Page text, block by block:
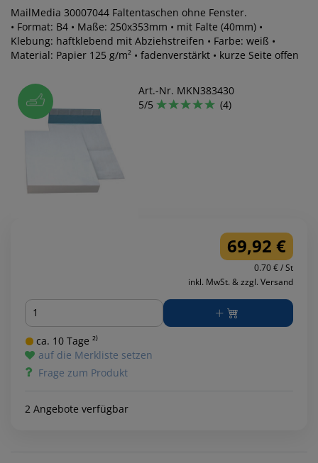
MailMedia 30007044 Faltentaschen ohne Fenster.
• Format: B4 • Maße: 250x353mm • mit Falte (40mm) •
Klebung: haftklebend mit Abziehstreifen • Farbe: weiß •
Material: Papier 125 g/m² • fadenverstärkt • kurze Seite offen
Art.-Nr. MKN383430
5/5
(4)
69,92 €
0.70 € / St
inkl. MwSt. & zzgl. Versand
Menge
ca. 10 Tage ²⁾
auf die Merkliste setzen
Frage zum Produkt
2 Angebote verfügbar